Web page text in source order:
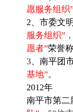
愿服务组织”
2、市委文
服务组织” ，
愿者”荣誉
3、 南平团
基地”。
2012年
南平市第二